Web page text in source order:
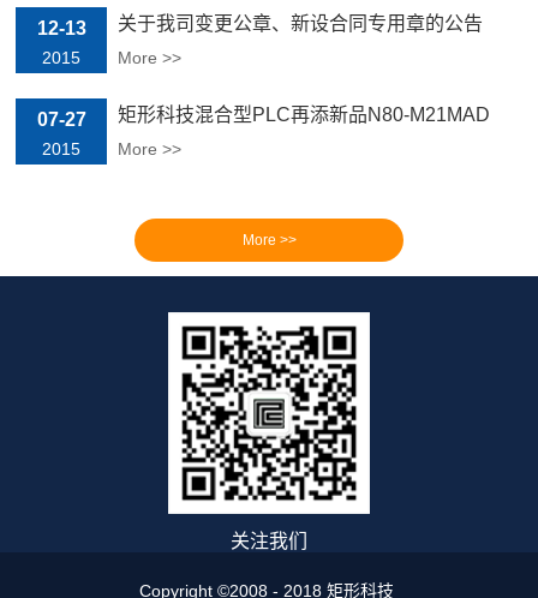
12-13
2015
关于我司变更公章、新设合同专用章的公告
More >>
07-27
2015
矩形科技混合型PLC再添新品N80-M21MAD
More >>
关注我们
Copyright ©2008 - 2018 矩形科技